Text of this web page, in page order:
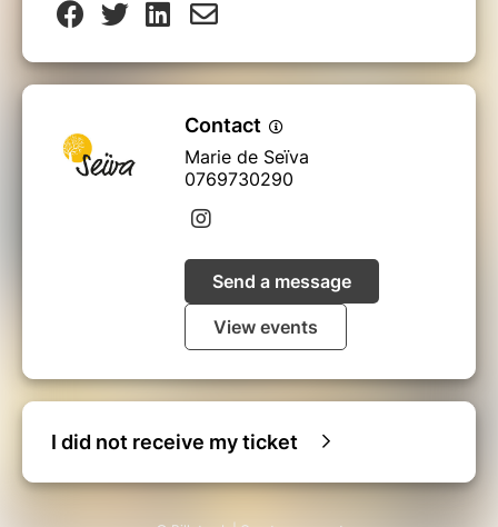
Contact
Marie de Seïva
0769730290
Send a message
View events
I did not receive my ticket